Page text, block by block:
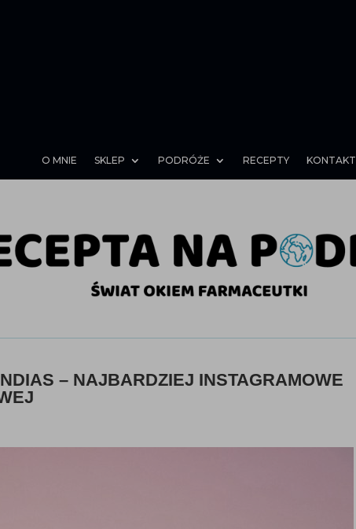
O MNIE SKLEP PODRÓŻE RECEPTY KONTAKT
– NAJBARDZIEJ INSTAGRAMOWE